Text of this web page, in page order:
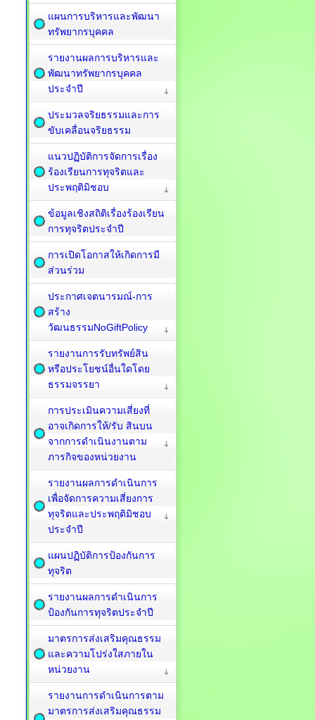
แผนการบริหารและพัฒนา
ทรัพยากรบุคคล
รายงานผลการบริหารและ
พัฒนาทรัพยากรบุคคล
ประจำปี
ประมวลจริยธรรมและการ
ขับเคลื่อนจริยธรรม
แนวปฏิบัติการจัดการเรื่อง
ร้องเรียนการทุจริตและ
ประพฤติมิชอบ
ข้อมูลเชิงสถิติเรื่องร้องเรียน
การทุจริตประจำปี
การเปิดโอกาสให้เกิดการมี
ส่วนร่วม
ประกาศเจตนารมณ์-การ
สร้าง
วัฒนธรรมNoGiftPolicy
รายงานการรับทรัพย์สิน
หรือประโยชน์อื่นใดโดย
ธรรมจรรยา
การประเมินความเสี่ยงที่
อาจเกิดการให้/รับ สินบน
จากการดำเนินงานตาม
ภารกิจของหน่วยงาน
รายงานผลการดำเนินการ
เพื่อจัดการความเสี่ยงการ
ทุจริตและประพฤติมิชอบ
ประจำปี
แผนปฏิบัติการป้องกันการ
ทุจริต
รายงานผลการดำเนินการ
ป้องกันการทุจริตประจำปี
มาตรการส่งเสริมคุณธรรม
และความโปร่งใสภายใน
หน่วยงาน
รายงานการดำเนินการตาม
มาตรการส่งเสริมคุณธรรม